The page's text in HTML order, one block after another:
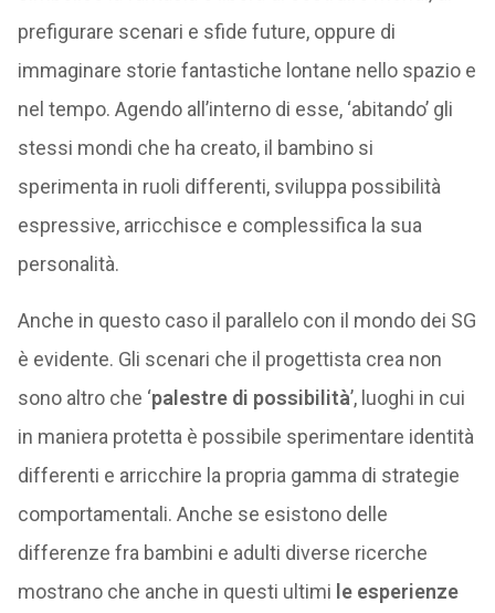
prefigurare scenari e sfide future, oppure di
immaginare storie fantastiche lontane nello spazio e
nel tempo. Agendo all’interno di esse, ‘abitando’ gli
stessi mondi che ha creato, il bambino si
sperimenta in ruoli differenti, sviluppa possibilità
espressive, arricchisce e complessifica la sua
personalità.
Anche in questo caso il parallelo con il mondo dei SG
è evidente. Gli scenari che il progettista crea non
sono altro che ‘palestre di possibilità’, luoghi in cui
in maniera protetta è possibile sperimentare identità
differenti e arricchire la propria gamma di strategie
comportamentali. Anche se esistono delle
differenze fra bambini e adulti diverse ricerche
mostrano che anche in questi ultimi le esperienze